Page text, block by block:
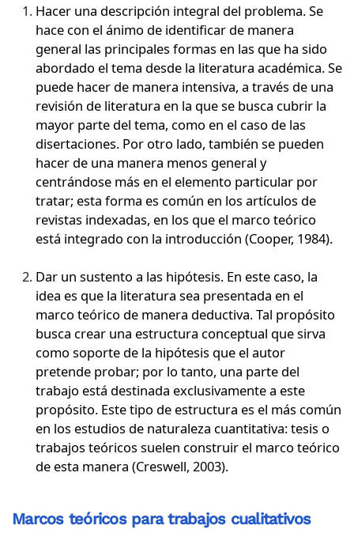
Hacer una descripción integral del problema. Se
hace con el ánimo de identificar de manera
general las principales formas en las que ha sido
abordado el tema desde la literatura académica. Se
puede hacer de manera intensiva, a través de una
revisión de literatura en la que se busca cubrir la
mayor parte del tema, como en el caso de las
disertaciones. Por otro lado, también se pueden
hacer de una manera menos general y
centrándose más en el elemento particular por
tratar; esta forma es común en los artículos de
revistas indexadas, en los que el marco teórico
está integrado con la introducción (Cooper, 1984).
Dar un sustento a las hipótesis. En este caso, la
idea es que la literatura sea presentada en el
marco teórico de manera deductiva. Tal propósito
busca crear una estructura conceptual que sirva
como soporte de la hipótesis que el autor
pretende probar; por lo tanto, una parte del
trabajo está destinada exclusivamente a este
propósito. Este tipo de estructura es el más común
en los estudios de naturaleza cuantitativa: tesis o
trabajos teóricos suelen construir el marco teórico
de esta manera (Creswell, 2003).
Marcos teóricos para trabajos cualitativos